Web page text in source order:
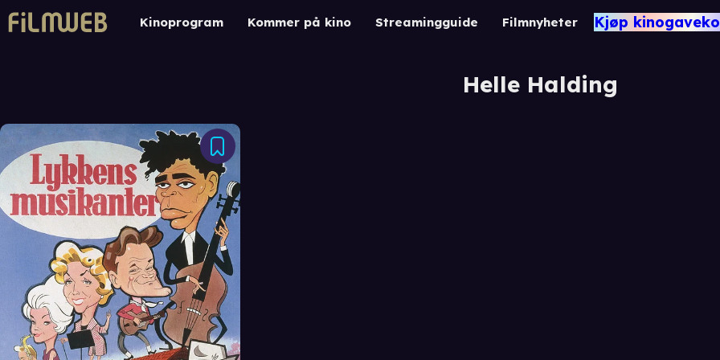
Kinoprogram Kommer på kino Streamingguide Filmnyheter Kjøp
Helle Halding